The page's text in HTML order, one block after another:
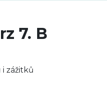
7. B
zážitků